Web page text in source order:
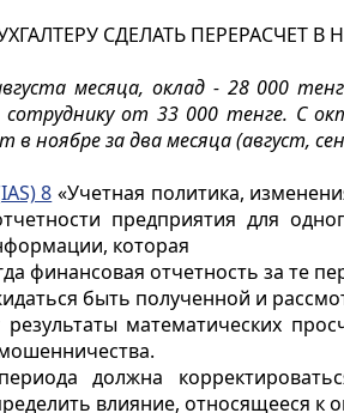
СДЕЛАТЬ ПЕРЕРАСЧЕТ
месяца, оклад - 28 000
от 33 000 тенге. С
ноябре за два месяца (август,
8 «Учетная политика,
предприятия для
которая
финансовая отчетность за те
быть полученной и
математических
должна
влияние, относящееся